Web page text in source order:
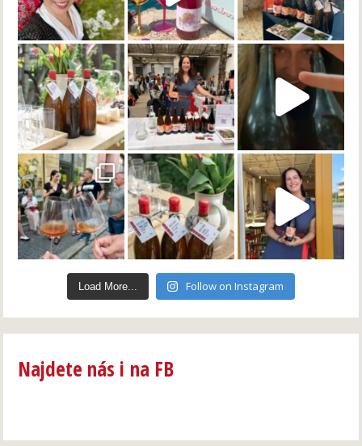
Load More... Follow on Instagram
Najdete nás i na FB